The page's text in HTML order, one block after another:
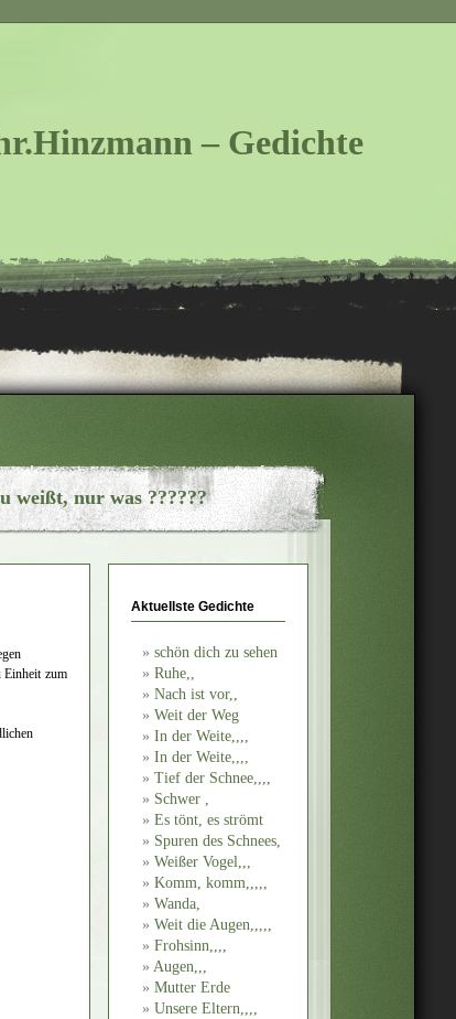
– Gedichte
weißt, nur was ??????
Aktuellste Gedichte
schön dich zu sehen
Ruhe,,
Nach ist vor,,
Weit der Weg
In der Weite,,,,
In der Weite,,,,
Tief der Schnee,,,,
Schwer ,
Es tönt, es strömt
Spuren des Schnees,
Weißer Vogel,,,
Komm, komm,,,,,
Wanda,
Weit die Augen,,,,,
Frohsinn,,,,
Augen,,,
Mutter Erde
Unsere Eltern,,,,
Einheit zum